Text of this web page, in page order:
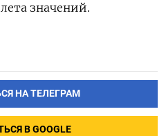
значений.
НА ТЕЛЕГРАМ
В GOOGLE